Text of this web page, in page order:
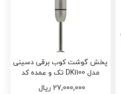
پخش گوشت کوب برقی دسینی
مدل DK1100 تک و عمده کد
Z3182
27,000,000 ریال